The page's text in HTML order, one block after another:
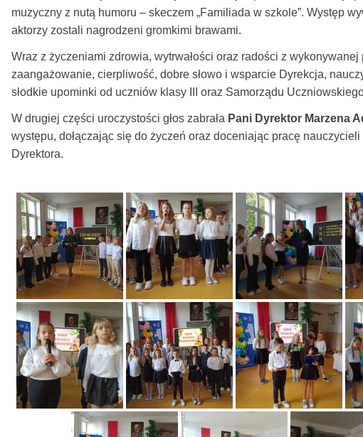
muzyczny z nutą humoru – skeczem „Familiada w szkole”. Występ
aktorzy zostali nagrodzeni gromkimi brawami.
Wraz z życzeniami zdrowia, wytrwałości oraz radości z
zaangażowanie, cierpliwość, dobre słowo i wsparcie Dyrekcja,
słodkie upominki od uczniów klasy III oraz Samorządu
W drugiej części uroczystości głos zabrała Pani Dyrektor Marzena
występu, dołączając się do życzeń oraz doceniając pracę
Dyrektora.